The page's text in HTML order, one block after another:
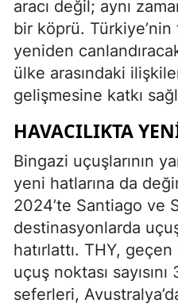
aracı değil; aynı
bir köprü. Türkiye’nin
yeniden
ülke arasındaki
gelişmesine katkı
HAVACILIKTA
Bingazi uçuşlarının
yeni hatlarına da
2024’te Santiago ve
destinasyonlarda
hatırlattı. THY, geçen
uçuş noktası
seferleri,